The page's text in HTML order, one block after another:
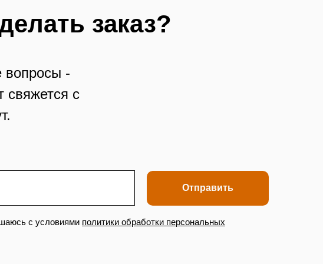
заказ?
вопросы -
свяжется с
с условиями политики обработки персональных
Отправить